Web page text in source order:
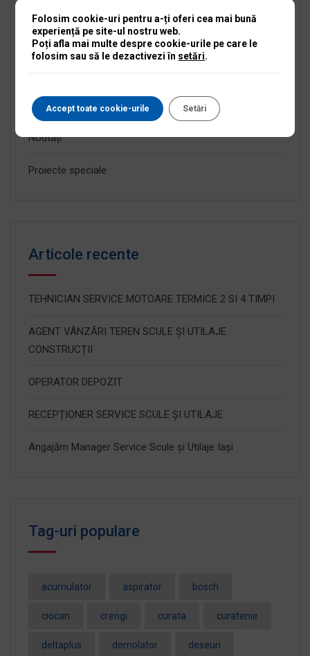
Fără categorie
Inovații și noutăți
Noutăți
Proiecte speciale
Articole recente
TEHNICIAN SERVICE MOTOARE TERMICE 2 SI 4 TIMPI
AGENT VÂNZĂRI TEREN SCULE ȘI UTILAJE
CONSTRUCȚII
OPERATOR DEPOZIT
RECEPȚIONER SERVICE SCULE ȘI UTILAJE
Angajăm Manager Service Scule și Utilaje Iași
Tag-uri populare
acumulator aspirator bosch
ciocan crengi curata curatenie
deltaplus demolator deseuri
Folosim cookie-uri pentru a-ți oferi cea mai bună
experiență pe site-ul nostru web.
Poți afla mai multe despre cookie-urile pe care le
folosim sau să le dezactivezi în setări.
Accept toate cookie-urile Setări